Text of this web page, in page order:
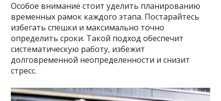
Особое внимание стоит уделить планированию
временных рамок каждого этапа. Постарайтесь
избегать спешки и максимально точно
определить сроки. Такой подход обеспечит
систематическую работу, избежит
долговременной неопределенности и снизит
стресс.